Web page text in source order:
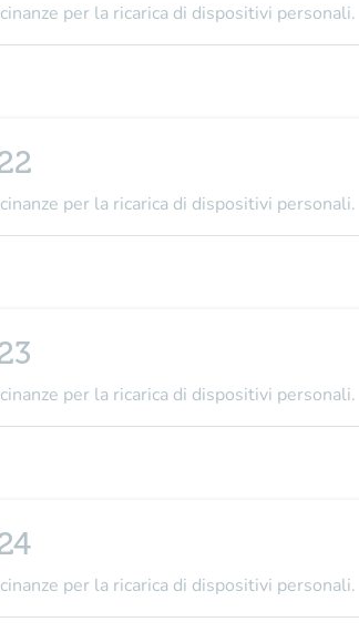
per la ricarica di dispositivi personali.
per la ricarica di dispositivi personali.
per la ricarica di dispositivi personali.
per la ricarica di dispositivi personali.